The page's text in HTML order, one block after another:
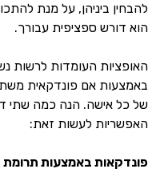
להבחין ביניהן, על מנת
הוא דורש ספציפית עבורך.
האופציות העומדות לרשות
באמצעות אם פונדקאית
של כל אישה. הנה כמה שתי
האפשריות לעשות זאת:
פונדקאות באמצעות תרומת